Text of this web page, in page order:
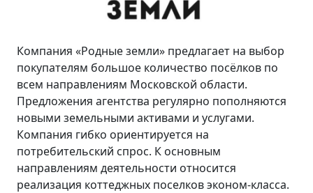
Компания «Родные земли» предлагает на выбор
покупателям большое количество посёлков по
всем направлениям Московской области.
Предложения агентства регулярно пополняются
новыми земельными активами и услугами.
Компания гибко ориентируется на
потребительский спрос. К основным
направлениям деятельности относится
реализация коттеджных поселков эконом-класса.